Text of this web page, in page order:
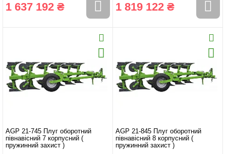
1 637 192 ₴ 1 819 122 ₴
AGP 21-745 Плуг оборотний
півнавісний 7 корпусний (
пружинний захист )
AGP 21-845 Плуг оборотний
півнавісний 8 корпусний (
пружинний захист )